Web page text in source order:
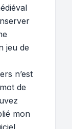
jeu de
n’est
de
mon